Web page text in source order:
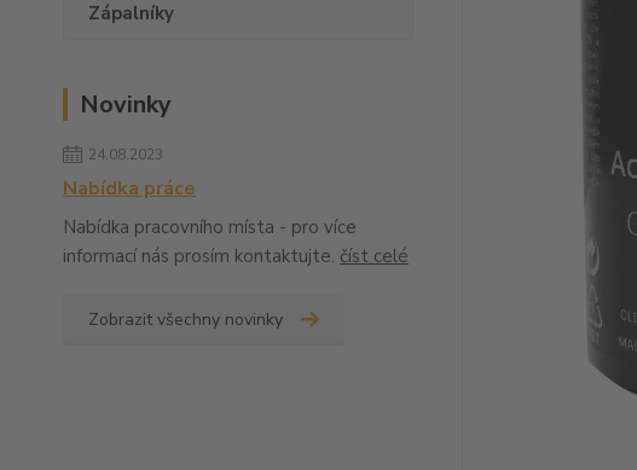
Zápalníky
Novinky
24.08.2023
Nabídka práce
Nabídka pracovního místa - pro více
informací nás prosím kontaktujte. číst celé
Zobrazit všechny novinky